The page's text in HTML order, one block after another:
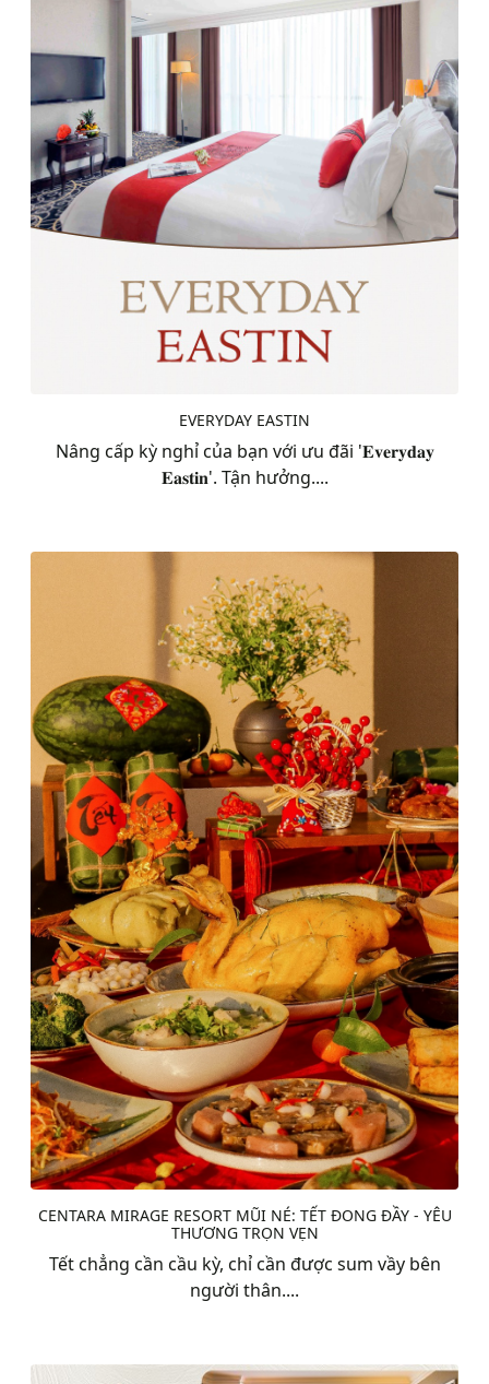
EVERYDAY EASTIN
Nâng cấp kỳ nghỉ của bạn với ưu đãi '𝐄𝐯𝐞𝐫𝐲𝐝𝐚𝐲
𝐄𝐚𝐬𝐭𝐢𝐧'. Tận hưởng....
CENTARA MIRAGE RESORT MŨI NÉ: TẾT ĐONG ĐẦY - YÊU
THƯƠNG TRỌN VẸN
Tết chẳng cần cầu kỳ, chỉ cần được sum vầy bên
người thân....